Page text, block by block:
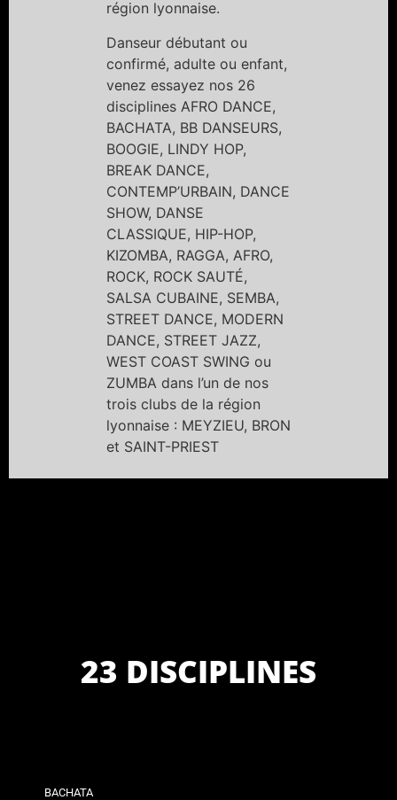
région lyonnaise.
Danseur débutant ou
confirmé, adulte ou enfant,
venez essayez nos 26
disciplines AFRO DANCE,
BACHATA, BB DANSEURS,
BOOGIE, LINDY HOP,
BREAK DANCE,
CONTEMP’URBAIN, DANCE
SHOW, DANSE
CLASSIQUE, HIP-HOP,
KIZOMBA, RAGGA, AFRO,
ROCK, ROCK SAUTÉ,
SALSA CUBAINE, SEMBA,
STREET DANCE, MODERN
DANCE, STREET JAZZ,
WEST COAST SWING ou
ZUMBA dans l’un de nos
trois clubs de la région
lyonnaise : MEYZIEU, BRON
et SAINT-PRIEST
23 DISCIPLINES
BACHATA